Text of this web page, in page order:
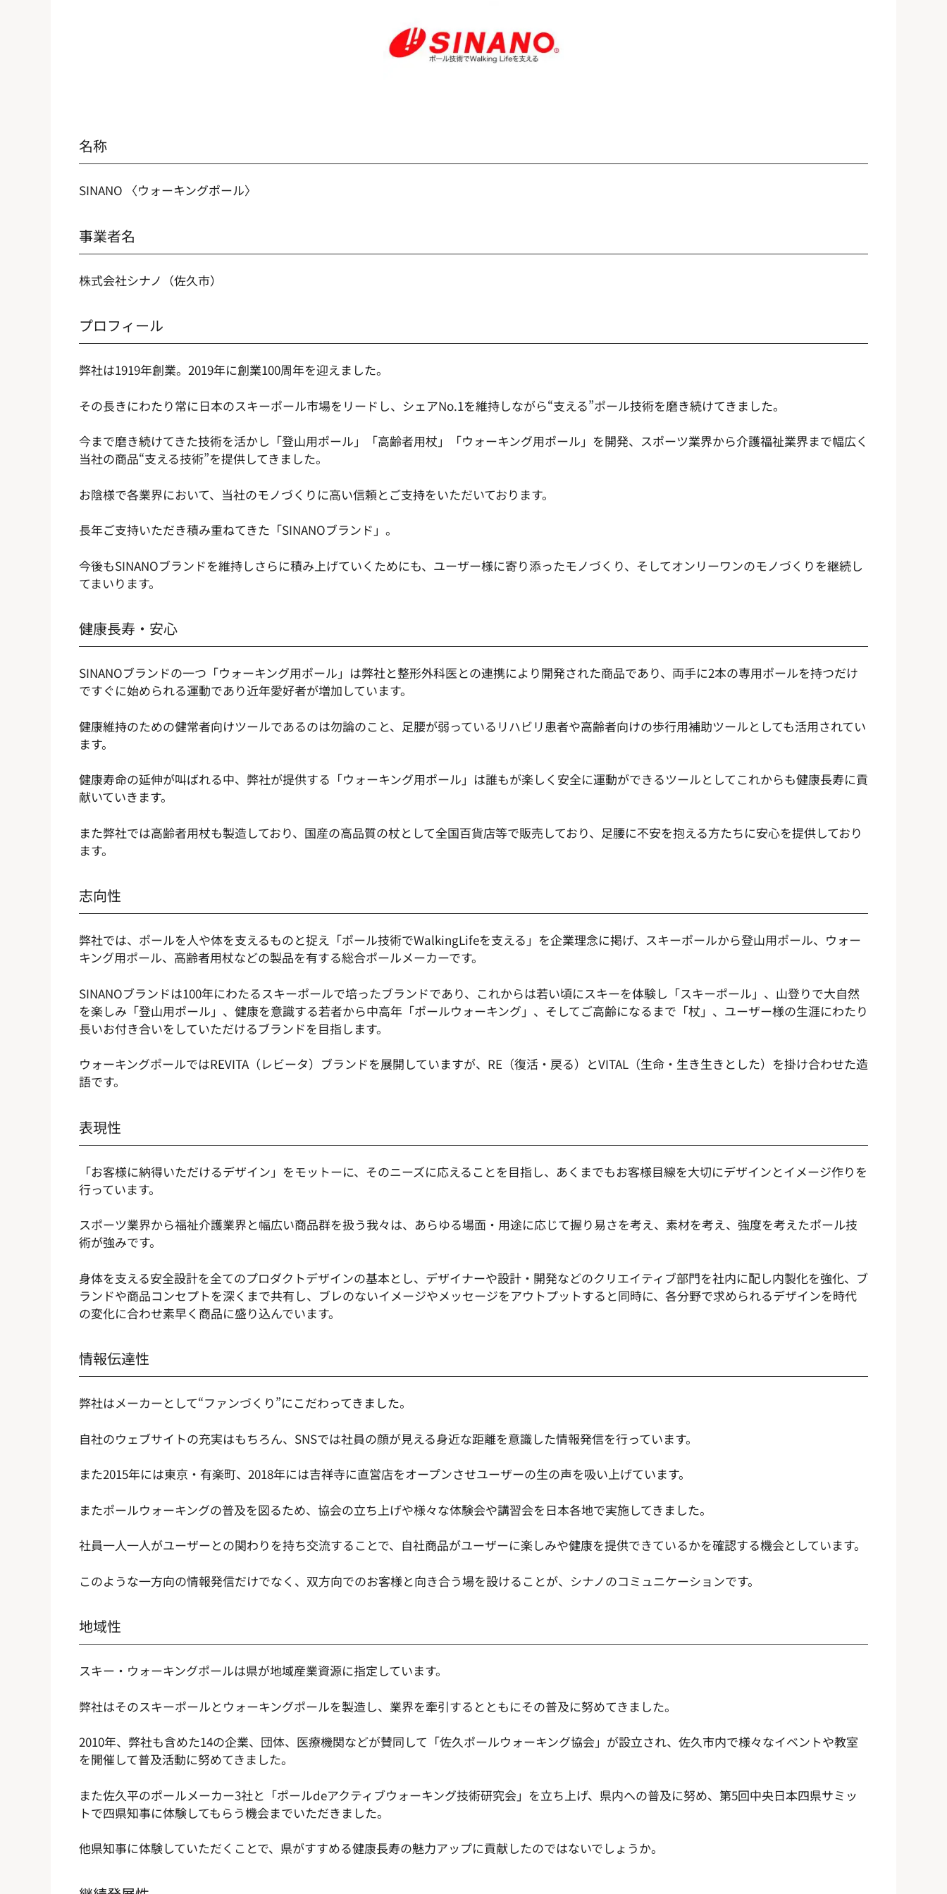
名称
SINANO 〈ウォーキングポール〉
事業者名
株式会社シナノ（佐久市）
プロフィール
弊社は1919年創業。2019年に創業100周年を迎えました。
その長きにわたり常に日本のスキーポール市場をリードし、シェアNo.1を維持しながら“支える”ポール技術を磨き続けてきました。
今まで磨き続けてきた技術を活かし「登山用ポール」「高齢者用杖」「ウォーキング用ポール」を開発、スポーツ業界から介護福祉業界まで幅広く
当社の商品“支える技術”を提供してきました。
お陰様で各業界において、当社のモノづくりに高い信頼とご支持をいただいております。
長年ご支持いただき積み重ねてきた「SINANOブランド」。
今後もSINANOブランドを維持しさらに積み上げていくためにも、ユーザー様に寄り添ったモノづくり、そしてオンリーワンのモノづくりを継続し
てまいります。
健康長寿・安心
SINANOブランドの一つ「ウォーキング用ポール」は弊社と整形外科医との連携により開発された商品であり、両手に2本の専用ポールを持つだけ
ですぐに始められる運動であり近年愛好者が増加しています。
健康維持のための健常者向けツールであるのは勿論のこと、足腰が弱っているリハビリ患者や高齢者向けの歩行用補助ツールとしても活用されてい
ます。
健康寿命の延伸が叫ばれる中、弊社が提供する「ウォーキング用ポール」は誰もが楽しく安全に運動ができるツールとしてこれからも健康長寿に貢
献いていきます。
また弊社では高齢者用杖も製造しており、国産の高品質の杖として全国百貨店等で販売しており、足腰に不安を抱える方たちに安心を提供しており
ます。
志向性
弊社では、ポールを人や体を支えるものと捉え「ポール技術でWalkingLifeを支える」を企業理念に掲げ、スキーポールから登山用ポール、ウォー
キング用ポール、高齢者用杖などの製品を有する総合ポールメーカーです。
SINANOブランドは100年にわたるスキーポールで培ったブランドであり、これからは若い頃にスキーを体験し「スキーポール」、山登りで大自然
を楽しみ「登山用ポール」、健康を意識する若者から中高年「ポールウォーキング」、そしてご高齢になるまで「杖」、ユーザー様の生涯にわたり
長いお付き合いをしていただけるブランドを目指します。
ウォーキングポールではREVITA（レビータ）ブランドを展開していますが、RE（復活・戻る）とVITAL（生命・生き生きとした）を掛け合わせた造
語です。
表現性
「お客様に納得いただけるデザイン」をモットーに、そのニーズに応えることを目指し、あくまでもお客様目線を大切にデザインとイメージ作りを
行っています。
スポーツ業界から福祉介護業界と幅広い商品群を扱う我々は、あらゆる場面・用途に応じて握り易さを考え、素材を考え、強度を考えたポール技
術が強みです。
身体を支える安全設計を全てのプロダクトデザインの基本とし、デザイナーや設計・開発などのクリエイティブ部門を社内に配し内製化を強化、ブ
ランドや商品コンセプトを深くまで共有し、ブレのないイメージやメッセージをアウトプットすると同時に、各分野で求められるデザインを時代
の変化に合わせ素早く商品に盛り込んでいます。
情報伝達性
弊社はメーカーとして“ファンづくり”にこだわってきました。
自社のウェブサイトの充実はもちろん、SNSでは社員の顔が見える身近な距離を意識した情報発信を行っています。
また2015年には東京・有楽町、2018年には吉祥寺に直営店をオープンさせユーザーの生の声を吸い上げています。
またポールウォーキングの普及を図るため、協会の立ち上げや様々な体験会や講習会を日本各地で実施してきました。
社員一人一人がユーザーとの関わりを持ち交流することで、自社商品がユーザーに楽しみや健康を提供できているかを確認する機会としています。
このような一方向の情報発信だけでなく、双方向でのお客様と向き合う場を設けることが、シナノのコミュニケーションです。
地域性
スキー・ウォーキングポールは県が地域産業資源に指定しています。
弊社はそのスキーポールとウォーキングポールを製造し、業界を牽引するとともにその普及に努めてきました。
2010年、弊社も含めた14の企業、団体、医療機関などが賛同して「佐久ポールウォーキング協会」が設立され、佐久市内で様々なイベントや教室
を開催して普及活動に努めてきました。
また佐久平のポールメーカー3社と「ポールdeアクティブウォーキング技術研究会」を立ち上げ、県内への普及に努め、第5回中央日本四県サミッ
トで四県知事に体験してもらう機会までいただきました。
他県知事に体験していただくことで、県がすすめる健康長寿の魅力アップに貢献したのではないでしょうか。